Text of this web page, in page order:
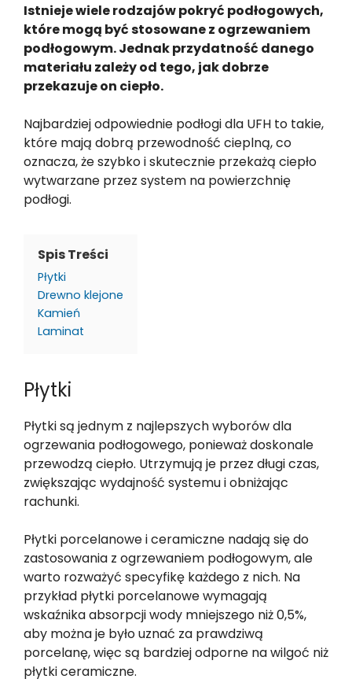
Istnieje wiele rodzajów pokryć podłogowych,
które mogą być stosowane z ogrzewaniem
podłogowym. Jednak przydatność danego
materiału zależy od tego, jak dobrze
przekazuje on ciepło.
Najbardziej odpowiednie podłogi dla UFH to takie,
które mają dobrą przewodność cieplną, co
oznacza, że szybko i skutecznie przekażą ciepło
wytwarzane przez system na powierzchnię
podłogi.
Spis Treści
Płytki
Drewno klejone
Kamień
Laminat
Płytki
Płytki są jednym z najlepszych wyborów dla
ogrzewania podłogowego, ponieważ doskonale
przewodzą ciepło. Utrzymują je przez długi czas,
zwiększając wydajność systemu i obniżając
rachunki.
Płytki porcelanowe i ceramiczne nadają się do
zastosowania z ogrzewaniem podłogowym, ale
warto rozważyć specyfikę każdego z nich. Na
przykład płytki porcelanowe wymagają
wskaźnika absorpcji wody mniejszego niż 0,5%,
aby można je było uznać za prawdziwą
porcelanę, więc są bardziej odporne na wilgoć niż
płytki ceramiczne.